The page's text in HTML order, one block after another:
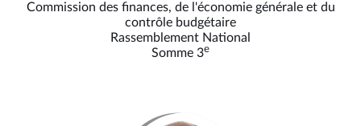
Commission des finances, de l'économie générale et du
contrôle budgétaire
Rassemblement National
Somme 3e